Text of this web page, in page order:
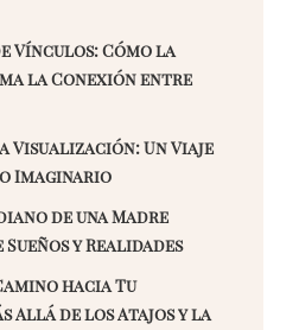
Vínculos: Cómo la
la Conexión entre
Visualización: Un Viaje
Imaginario
de una Madre
y Realidades
hacia Tu
Allá de los Atajos y la